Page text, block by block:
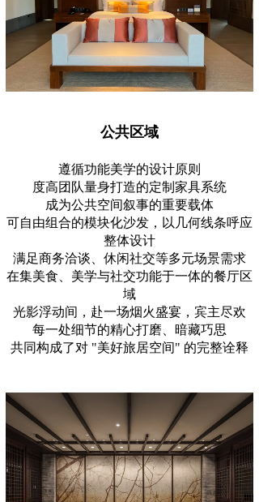
公共区域
遵循功能美学的设计原则
度高团队量身打造的定制家具系统
成为公共空间叙事的重要载体
可自由组合的模块化沙发，以几何线条呼应
整体设计
满足商务洽谈、休闲社交等多元场景需求
在集美食、美学与社交功能于一体的餐厅区
域
光影浮动间，赴一场烟火盛宴，宾主尽欢
每一处细节的精心打磨、暗藏巧思
共同构成了对 "美好旅居空间" 的完整诠释